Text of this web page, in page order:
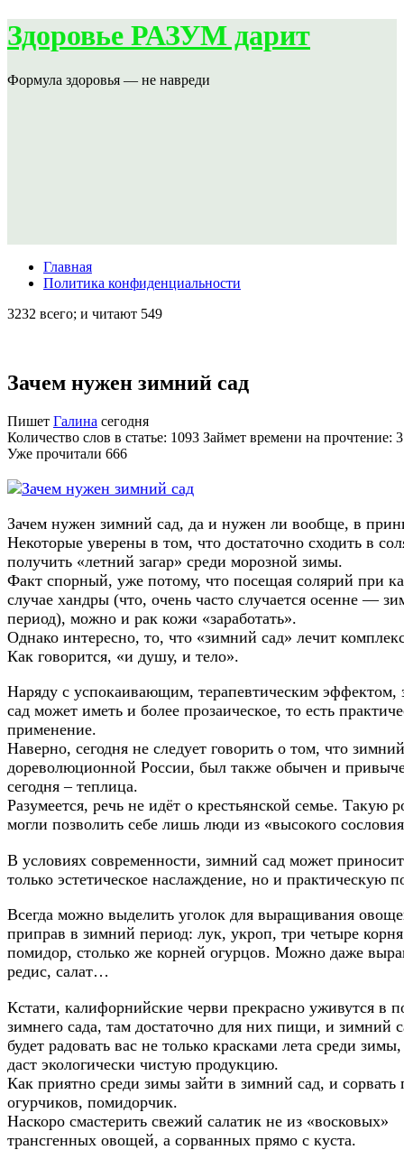
Здоровье РАЗУМ дарит
Формула здоровья — не навреди
Главная
Политика конфиденциальности
3232 всего; и читают 549
Зачем нужен зимний сад
Пишет Галина сегодня
Количество слов в статье: 1093 Займет времени на прочтение:
Уже прочитали 666
Зачем нужен зимний сад, да и нужен ли вообще, в
Некоторые уверены в том, что достаточно сходить в
получить «летний загар» среди морозной зимы.
Факт спорный, уже потому, что посещая солярий при
случае хандры (что, очень часто случается осенне —
период), можно и рак кожи «заработать».
Однако интересно, то, что «зимний сад» лечит
Как говорится, «и душу, и тело».
Наряду с успокаивающим, терапевтическим эффектом,
сад может иметь и более прозаическое, то есть
применение.
Наверно, сегодня не следует говорить о том, что
дореволюционной России, был также обычен и
сегодня – теплица.
Разумеется, речь не идёт о крестьянской семье. Такую
могли позволить себе лишь люди из «высокого
В условиях современности, зимний сад может
только эстетическое наслаждение, но и практическую
Всегда можно выделить уголок для выращивания
приправ в зимний период: лук, укроп, три четыре корня
помидор, столько же корней огурцов. Можно даже
редис, салат…
Кстати, калифорнийские черви прекрасно уживутся в
зимнего сада, там достаточно для них пищи, и зимний
будет радовать вас не только красками лета среди
даст экологически чистую продукцию.
Как приятно среди зимы зайти в зимний сад, и сорвать
огурчиков, помидорчик.
Наскоро смастерить свежий салатик не из «восковых»
трансгенных овощей, а сорванных прямо с куста.